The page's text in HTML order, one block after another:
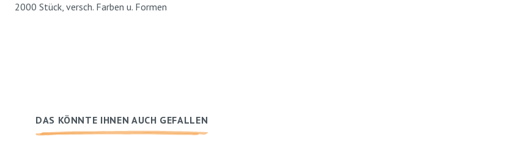
2000 Stück, versch. Farben u. Formen
DAS KÖNNTE IHNEN AUCH GEFALLEN